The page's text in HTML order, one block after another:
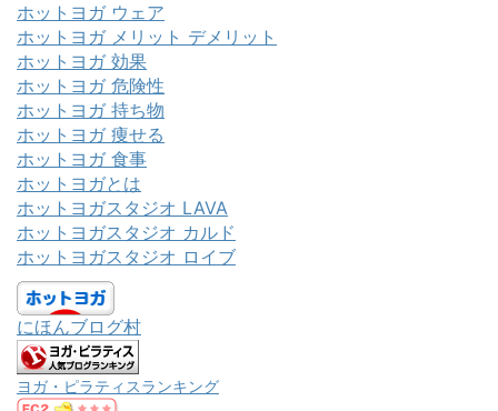
ホットヨガ ウェア
ホットヨガ メリット デメリット
ホットヨガ 効果
ホットヨガ 危険性
ホットヨガ 持ち物
ホットヨガ 痩せる
ホットヨガ 食事
ホットヨガとは
ホットヨガスタジオ LAVA
ホットヨガスタジオ カルド
ホットヨガスタジオ ロイブ
にほんブログ村
ヨガ・ピラティスランキング